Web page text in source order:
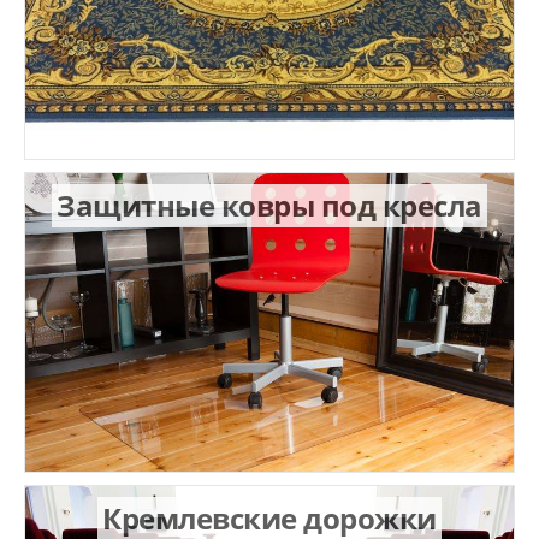
Защитные ковры под кресла
Кремлевские дорожки